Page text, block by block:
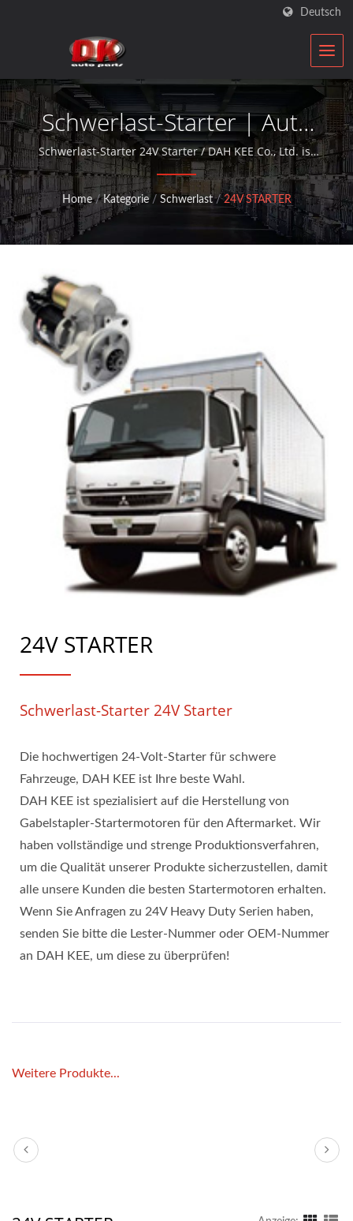
Deutsch
Schwerlast-Starter | Auto
Starter & Lichtmaschinen
Hersteller | DK
Schwerlast-Starter 24V Starter / DAH KEE Co., Ltd. ist
ein ISO-zertifizierter Automobilkomponenten-
Wiederaufbauer, der seit über 30 Jahren Aftermarket-
Service mit Lichtmaschinen und Startermotoren
anbietet.
Home / Kategorie / Schwerlast / 24V STARTER
24V STARTER
Schwerlast-Starter 24V Starter
Die hochwertigen 24-Volt-Starter für schwere
Fahrzeuge, DAH KEE ist Ihre beste Wahl.
DAH KEE ist spezialisiert auf die Herstellung von
Gabelstapler-Startermotoren für den Aftermarket. Wir
haben vollständige und strenge Produktionsverfahren,
um die Qualität unserer Produkte sicherzustellen, damit
alle unsere Kunden die besten Startermotoren erhalten.
Wenn Sie Anfragen zu 24V Heavy Duty Serien haben,
senden Sie bitte die Lester-Nummer oder OEM-Nummer
an DAH KEE, um diese zu überprüfen!
Weitere Produkte...